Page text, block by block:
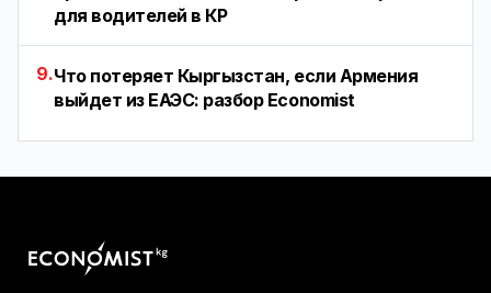
для водителей в КР
9.Что потеряет Кыргызстан, если Армения
выйдет из ЕАЭС: разбор Economist